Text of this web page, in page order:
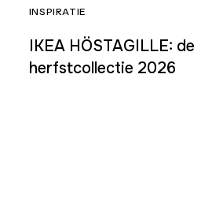
INSPIRATIE
IKEA HÖSTAGILLE: de
herfstcollectie 2026